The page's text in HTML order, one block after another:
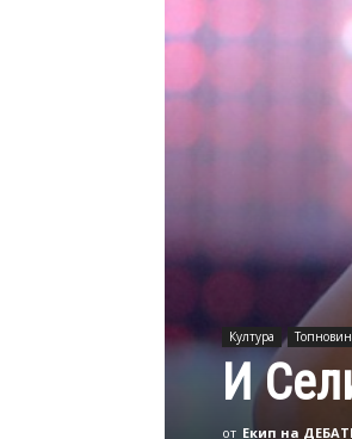
Култура
И
от Екип на